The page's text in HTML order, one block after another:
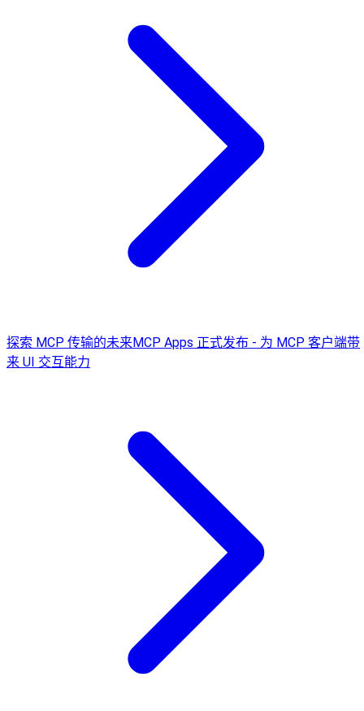
探索 MCP 传输的未来MCP Apps 正式发布 - 为 MCP 客户端带
来 UI 交互能力